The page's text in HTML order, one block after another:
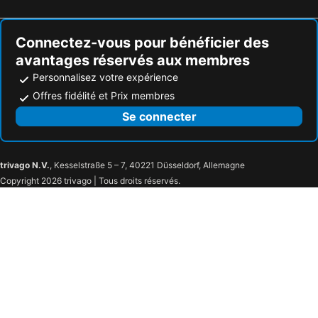
Connectez-vous pour bénéficier des
avantages réservés aux membres
Personnalisez votre expérience
Offres fidélité et Prix membres
Se connecter
trivago N.V., Kesselstraße 5 – 7, 40221 Düsseldorf, Allemagne
Copyright 2026 trivago | Tous droits réservés.